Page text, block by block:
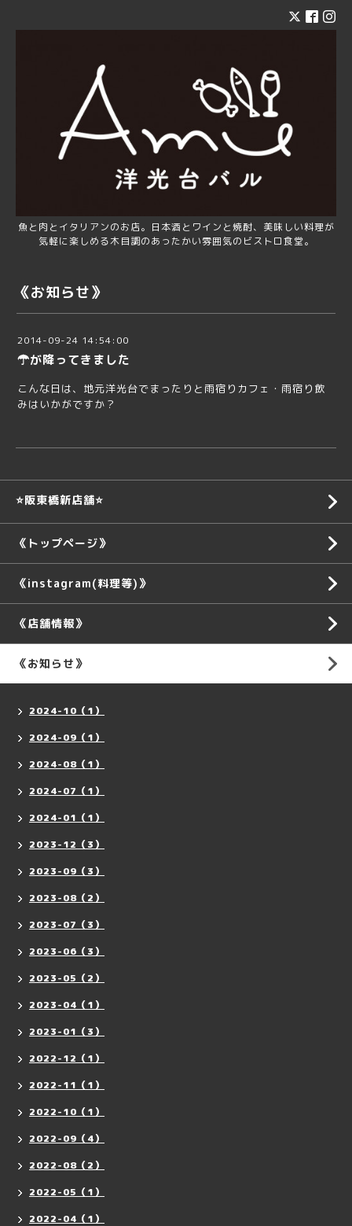
魚と肉とイタリアンのお店。日本酒とワインと焼酎、美味しい料理が
気軽に楽しめる木目調のあったかい雰囲気のビストロ食堂。
《お知らせ》
2014-09-24 14:54:00
☂が降ってきました
こんな日は、地元洋光台でまったりと雨宿りカフェ・雨宿り飲
みはいかがですか？
⭐️阪東橋新店舗⭐️
《トップページ》
《instagram(料理等)》
《店舗情報》
《お知らせ》
2024-10（1）
2024-09（1）
2024-08（1）
2024-07（1）
2024-01（1）
2023-12（3）
2023-09（3）
2023-08（2）
2023-07（3）
2023-06（3）
2023-05（2）
2023-04（1）
2023-01（3）
2022-12（1）
2022-11（1）
2022-10（1）
2022-09（4）
2022-08（2）
2022-05（1）
2022-04（1）